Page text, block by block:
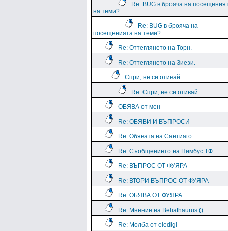
Re: BUG в брояча на
на теми?
Re: BUG в брояча на
посещенията на теми?
Re: Оттеглянето на Торн.
Re: Оттеглянето на Зиези.
Спри, не си отивай....
Re: Спри, не си отивай....
ОБЯВА от мен
Re: ОБЯВИ И ВЪПРОСИ
Re: Обявата на Сантиаго
Re: Съобщението на Нимбус ТФ.
Re: ВЪПРОС ОТ ФУЯРА
Re: ВТОРИ ВЪПРОС ОТ ФУЯРА
Re: ОБЯВА ОТ ФУЯРА
Re: Мнение на Beliathaurus ()
Re: Молба от eledigi